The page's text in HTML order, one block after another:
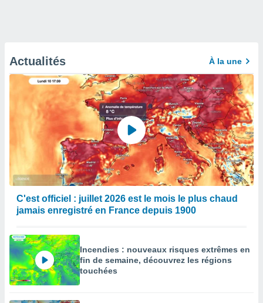
Actualités À la une
C'est officiel : juillet 2026 est le mois le plus chaud
jamais enregistré en France depuis 1900
Incendies : nouveaux risques extrêmes en
fin de semaine, découvrez les régions
touchées